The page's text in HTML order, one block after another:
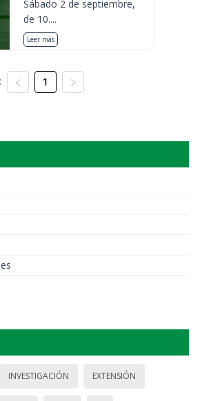
Sábado 2 de septiembre,
de 10....
Leer más
1
INVESTIGACIÓN EXTENSIÓN